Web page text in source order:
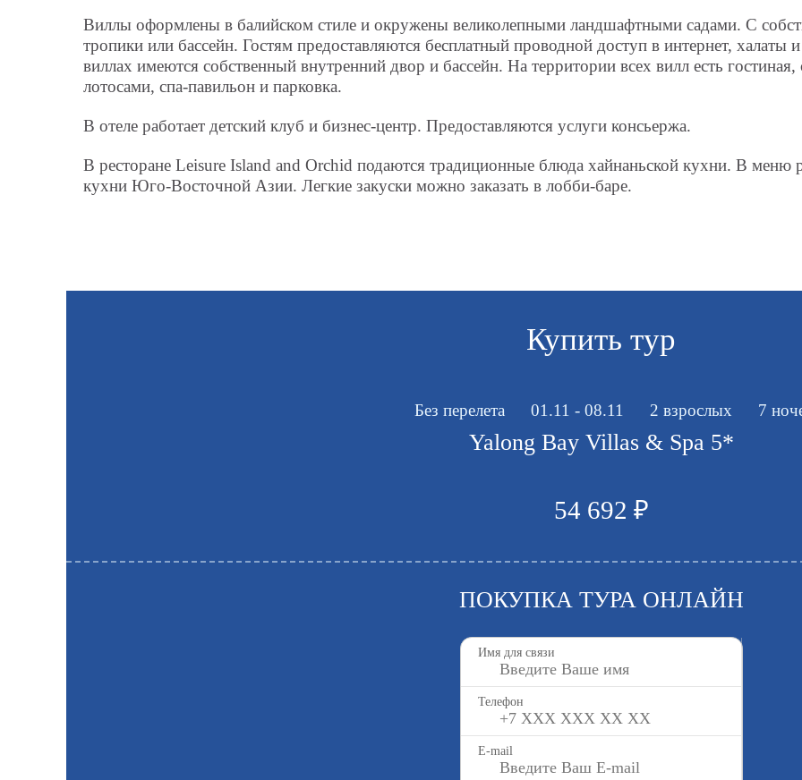
Виллы оформлены в балийском стиле и окружены великолепными ландшафтными садами. С
тропики или бассейн. Гостям предоставляются бесплатный проводной доступ в интернет, халаты
виллах имеются собственный внутренний двор и бассейн. На территории всех вилл есть гостиная,
лотосами, спа-павильон и парковка.
В отеле работает детский клуб и бизнес-центр. Предоставляются услуги консьержа.
В ресторане Leisure Island and Orchid подаются традиционные блюда хайнаньской кухни. В меню
кухни Юго-Восточной Азии. Легкие закуски можно заказать в лобби-баре.
Купить тур
Без перелета 01.11 - 08.11 2 взрослых 7
Yalong Bay Villas & Spa 5*
54 692 ₽
ПОКУПКА ТУРА ОНЛАЙН
Имя для связи
Телефон
E-mail